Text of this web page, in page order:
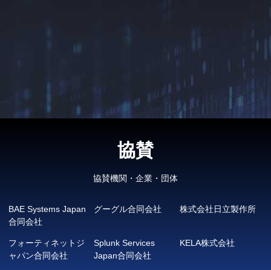
協賛
協賛機関・企業・団体
BAE Systems Japan
合同会社
グーグル合同会社 株式会社日立製作所
フォーティネットジ
ャパン合同会社
Splunk Services
Japan合同会社
KELA株式会社